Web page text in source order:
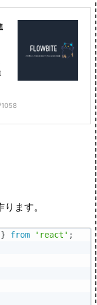
ます。
} from 'react' ;